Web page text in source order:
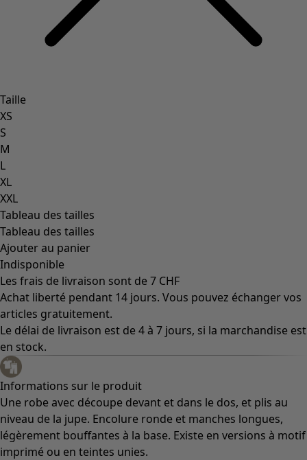
Taille
XS
S
M
L
XL
XXL
Tableau des tailles
Tableau des tailles
Ajouter au panier
Indisponible
Les frais de livraison sont de 7 CHF
Achat liberté pendant 14 jours. Vous pouvez échanger vos
articles gratuitement.
Le délai de livraison est de 4 à 7 jours, si la marchandise est
en stock.
Informations sur le produit
Une robe avec découpe devant et dans le dos, et plis au
niveau de la jupe. Encolure ronde et manches longues,
légèrement bouffantes à la base. Existe en versions à motif
imprimé ou en teintes unies.